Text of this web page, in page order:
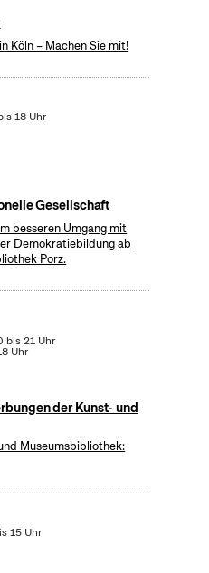
Köln – Machen Sie mit!
18 Uhr
Gesellschaft
besseren Umgang mit
Demokratiebildung ab
Porz.
bis 21 Uhr
Uhr
der Kunst- und
Museumsbibliothek:
15 Uhr